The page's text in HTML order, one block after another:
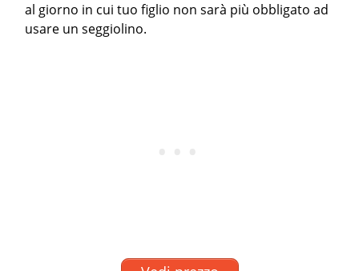
al giorno in cui tuo figlio non sarà più obbligato ad
usare un seggiolino.